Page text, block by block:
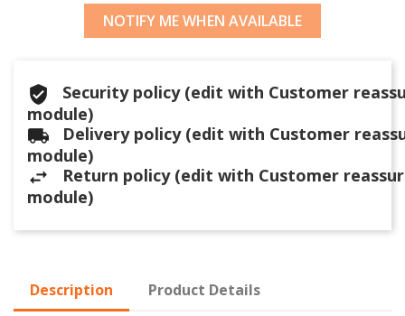
NOTIFY ME WHEN AVAILABLE
Security policy (edit with Customer
module)
Delivery policy (edit with Customer
module)
Return policy (edit with Customer
module)
Description Product Details